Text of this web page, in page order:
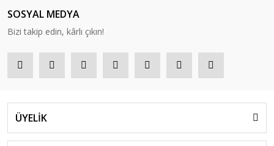
SOSYAL MEDYA
Bizi takip edin, kârlı çıkın!
ÜYELİK